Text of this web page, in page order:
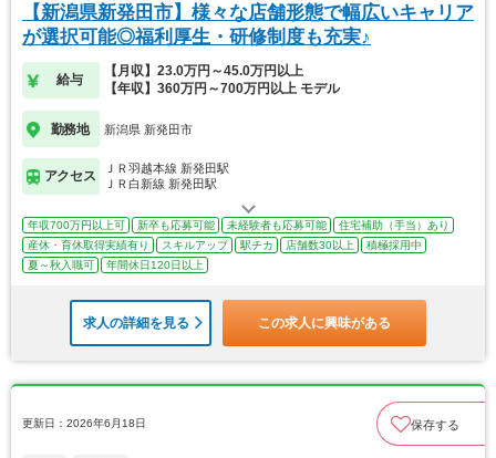
【新潟県新発田市】様々な店舗形態で幅広いキャリア
が選択可能◎福利厚生・研修制度も充実♪
給与
【月収】23.0万円～45.0万円以上
【年収】360万円～700万円以上 モデル
勤務地 新潟県 新発田市
アクセス
ＪＲ羽越本線 新発田駅
ＪＲ白新線 新発田駅
年収700万円以上可 新卒も応募可能 未経験者も応募可能
住宅補助（手当）あり
産休・育休取得実績有り
スキルアップ 駅チカ 店舗数30以上
積極採用中
夏～秋入職可
年間休日120日以上
求人の詳細を見る この求人に興味がある
更新日：2026年6月18日 保存する